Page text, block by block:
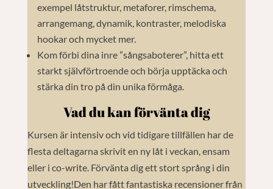
exempel låtstruktur, metaforer, rimschema,
arrangemang, dynamik, kontraster, melodiska
hookar och mycket mer.
Kom förbi dina inre ”sångsaboterer”, hitta ett
starkt självförtroende och börja upptäcka och
stärka din tro på din unika förmåga.
Vad du kan förvänta dig
Kursen är intensiv och vid tidigare tillfällen har de
flesta deltagarna skrivit en ny låt i veckan, ensam
eller i co-write. Förvänta dig ett stort språng i din
utveckling!Den har fått fantastiska recensioner från